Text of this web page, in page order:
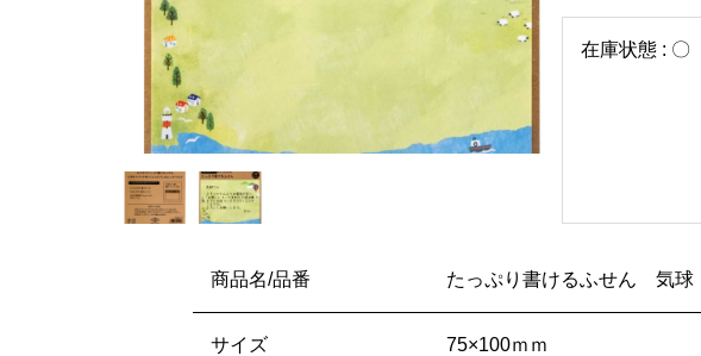
在庫状態 : 〇
商品名/品番 たっぷり書けるふせん 気
サイズ 75×100ｍｍ